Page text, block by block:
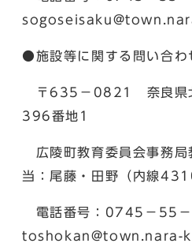
●施設等に関する問い合わ
〒635－0821 奈良県北
396番地1
広陵町教育委員会事務
当：尾藤・田野（内線
電話番号：0745－55
toshokan@town.nara-